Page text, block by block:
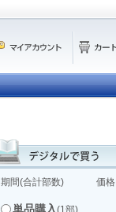
期間(合計部数) 価格
単品購入(1部)